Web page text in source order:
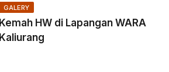
GALERY
Kemah HW di Lapangan WARA
Kaliurang